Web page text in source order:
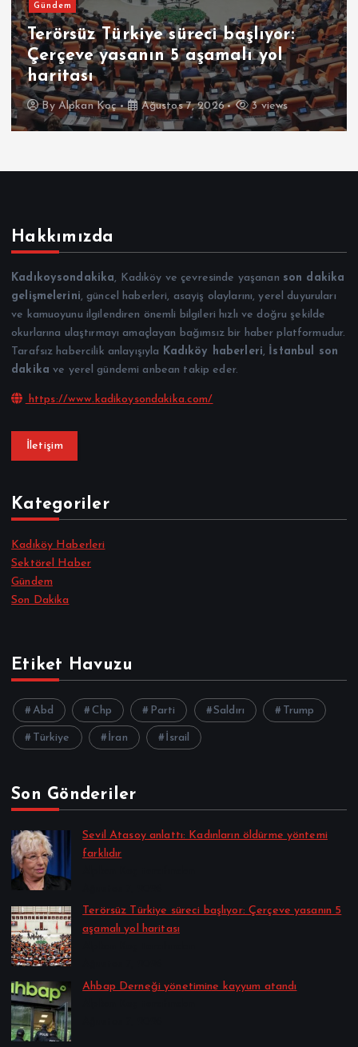
Gündem
Terörsüz Türkiye süreci başlıyor:
Çerçeve yasanın 5 aşamalı yol
haritası
By Alpkan Koç Ağustos 7, 2026 3 views
Hakkımızda
Kadıkoysondakika, Kadıköy ve çevresinde yaşanan son dakika
gelişmelerini, güncel haberleri, asayiş olaylarını, yerel duyuruları
ve kamuoyunu ilgilendiren önemli bilgileri hızlı ve doğru şekilde
okurlarına ulaştırmayı amaçlayan bağımsız bir haber platformudur.
Tarafsız habercilik anlayışıyla Kadıköy haberleri,
İstanbul son
dakika ve yerel gündemi anbean takip eder.
https://www.kadikoysondakika.com/
İletişim
Kategoriler
Kadıköy Haberleri
Sektörel Haber
Gündem
Son Dakika
Etiket Havuzu
Abd Chp Parti Saldırı Trump
Türkiye İran İsrail
Son Gönderiler
Sevil Atasoy anlattı: Kadınların öldürme yöntemi
farklıdır
Terörsüz Türkiye süreci başlıyor: Çerçeve yasanın 5
aşamalı yol haritası
Ahbap Derneği yönetimine kayyum atandı